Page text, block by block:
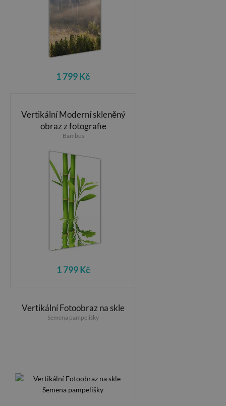
1 799 Kč
Vertikální Moderní skleněný
obraz z fotografie
Bambus
1 799 Kč
Vertikální Fotoobraz na skle
Semena pampelišky